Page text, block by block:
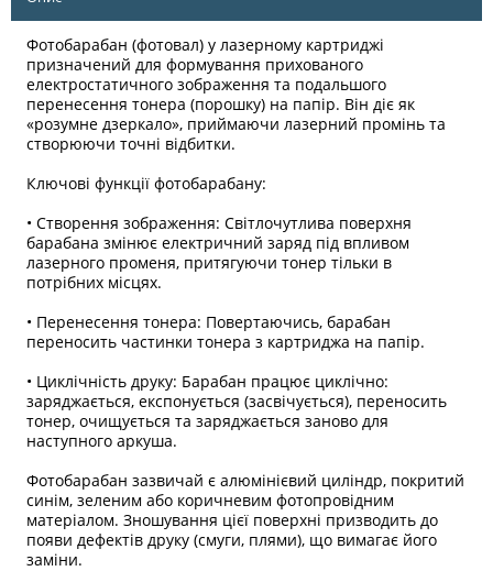
Фотобарабан (фотовал) у лазерному картриджі
призначений для формування прихованого
електростатичного зображення та подальшого
перенесення тонера (порошку) на папір. Він діє як
«розумне дзеркало», приймаючи лазерний промінь та
створюючи точні відбитки.
Ключові функції фотобарабану:
• Створення зображення: Світлочутлива поверхня
барабана змінює електричний заряд під впливом
лазерного променя, притягуючи тонер тільки в
потрібних місцях.
• Перенесення тонера: Повертаючись, барабан
переносить частинки тонера з картриджа на папір.
• Циклічність друку: Барабан працює циклічно:
заряджається, експонується (засвічується), переносить
тонер, очищується та заряджається заново для
наступного аркуша.
Фотобарабан зазвичай є алюмінієвий циліндр, покритий
синім, зеленим або коричневим фотопровідним
матеріалом. Зношування цієї поверхні призводить до
появи дефектів друку (смуги, плями), що вимагає його
заміни.